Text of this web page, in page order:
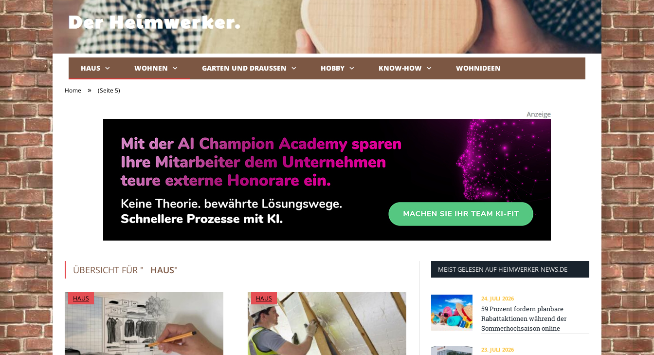
HAUS WOHNEN GARTEN UND DRAUSSEN HOBBY KNOW-HOW WOHNIDEEN
Home » (Seite 5)
ÜBERSICHT FÜR " HAUS"
HAUS HAUS
MEIST GELESEN AUF HEIMWERKER-NEWS.DE
24. JULI 2026
59 Prozent fordern planbare
Rabattaktionen während der
Sommerhochsaison online
23. JULI 2026